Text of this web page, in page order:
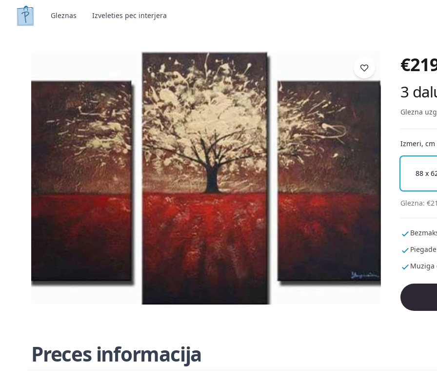
Gleznas Izveleties pec interjera
€
3
Glezna
Izmeri, cm
88 x
Glezna:€
Muziga
Preces informacija